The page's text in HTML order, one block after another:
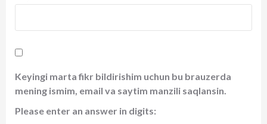
Keyingi marta fikr bildirishim uchun bu brauzerda
mening ismim, email va saytim manzili saqlansin.
Please enter an answer in digits: